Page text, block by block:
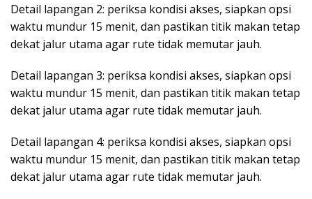
Detail lapangan 2: periksa kondisi akses, siapkan opsi
waktu mundur 15 menit, dan pastikan titik makan tetap
dekat jalur utama agar rute tidak memutar jauh.
Detail lapangan 3: periksa kondisi akses, siapkan opsi
waktu mundur 15 menit, dan pastikan titik makan tetap
dekat jalur utama agar rute tidak memutar jauh.
Detail lapangan 4: periksa kondisi akses, siapkan opsi
waktu mundur 15 menit, dan pastikan titik makan tetap
dekat jalur utama agar rute tidak memutar jauh.